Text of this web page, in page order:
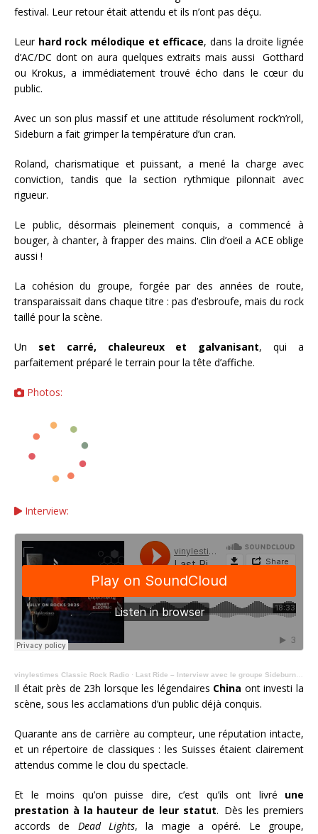
festival. Leur retour était attendu et ils n’ont pas déçu.
Leur hard rock mélodique et efficace, dans la droite lignée
d’AC/DC dont on aura quelques extraits mais aussi Gotthard
ou Krokus, a immédiatement trouvé écho dans le cœur du
public.
Avec un son plus massif et une attitude résolument rock’n’roll,
Sideburn a fait grimper la température d’un cran.
Roland, charismatique et puissant, a mené la charge avec
conviction, tandis que la section rythmique pilonnait avec
rigueur.
Le public, désormais pleinement conquis, a commencé à
bouger, à chanter, à frapper des mains. Clin d’oeil a ACE oblige
aussi !
La cohésion du groupe, forgée par des années de route,
transparaissait dans chaque titre : pas d’esbroufe, mais du rock
taillé pour la scène.
Un set carré, chaleureux et galvanisant, qui a
parfaitement préparé le terrain pour la tête d’affiche.
Photos:
Interview:
vinylestimes Classic Rock Radio · Last Ride – Interview avec le groupe Sideburn au Bully On Rocks 2025.
Il était près de 23h lorsque les légendaires China ont investi la
scène, sous les acclamations d’un public déjà conquis.
Quarante ans de carrière au compteur, une réputation intacte,
et un répertoire de classiques : les Suisses étaient clairement
attendus comme le clou du spectacle.
Et le moins qu’on puisse dire, c’est qu’ils ont livré une
prestation à la hauteur de leur statut. Dès les premiers
accords de Dead Lights, la magie a opéré. Le groupe,